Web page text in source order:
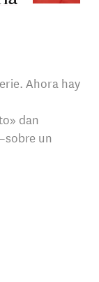
Ahora hay
dan
un